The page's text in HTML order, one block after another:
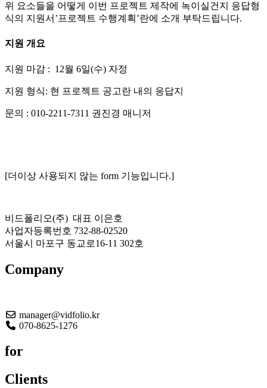
위 요소들을 어떻게 이번 프로젝트 제작에 녹이실건지 응답형
식의 지원서’프로젝트 수행계획’란에 소개 부탁드립니다.
지원 개요
지원 마감 : 12월 6일(수) 자정
지원 형식: 현 프로젝트 공고란 내의 응답지
문의 : 010-2211-7311 권진경 매니저
[더이상 사용되지 않는 form 기능입니다.]
비드폴리오(주) 대표 이은호
사업자등록번호 732-88-02520
서울시 마포구 동교로16-11 302호
Company
manager@vidfolio.kr
070-8625-1276
for
Clients